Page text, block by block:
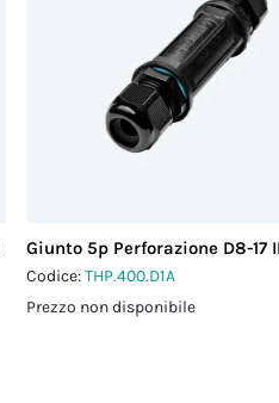
Giunto 5p Perforazione D8-17
Codice:THP.400.D1A
Prezzo non disponibile